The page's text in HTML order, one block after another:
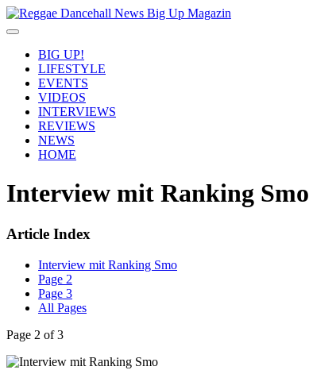
BIG UP!
LIFESTYLE
EVENTS
VIDEOS
INTERVIEWS
REVIEWS
NEWS
HOME
Interview mit Ranking Smo
Article Index
Interview mit Ranking Smo
Page 2
Page 3
All Pages
Page 2 of 3